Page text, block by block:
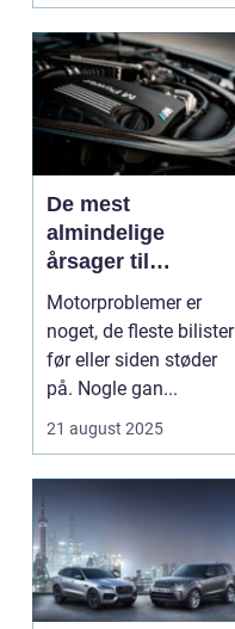
De mest
almindelige
årsager til
motorproblemer
Motorproblemer er
noget, de fleste bilister
før eller siden støder
på. Nogle gan...
21 august 2025